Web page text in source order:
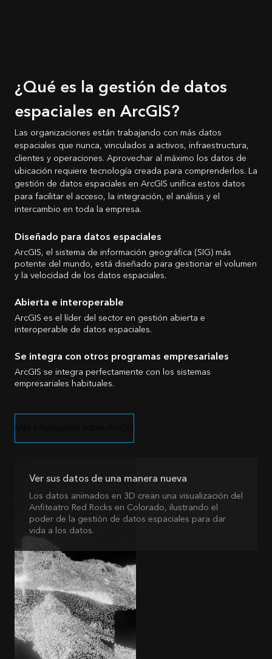
¿Qué es la gestión de datos
espaciales en ArcGIS?
Las organizaciones están trabajando con más datos
espaciales que nunca, vinculados a activos, infraestructura,
clientes y operaciones. Aprovechar al máximo los datos de
ubicación requiere tecnología creada para comprenderlos. La
gestión de datos espaciales en ArcGIS unifica estos datos
para facilitar el acceso, la integración, el análisis y el
intercambio en toda la empresa.
Diseñado para datos espaciales
ArcGIS, el sistema de información geográfica (SIG) más
potente del mundo, está diseñado para gestionar el volumen
y la velocidad de los datos espaciales.
Abierta e interoperable
ArcGIS es el líder del sector en gestión abierta e
interoperable de datos espaciales.
Se integra con otros programas empresariales
ArcGIS se integra perfectamente con los sistemas
empresariales habituales.
Más información sobre ArcGIS
Ver sus datos de una manera nueva
Los datos animados en 3D crean una visualización del
Anfiteatro Red Rocks en Colorado, ilustrando el
poder de la gestión de datos espaciales para dar
vida a los datos.